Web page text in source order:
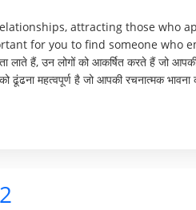
attracting those who
for you to find someone who
लाते हैं, उन लोगों को आकर्षित करते हैं जो
ढूंढना महत्वपूर्ण है जो आपकी रचनात्मक
2